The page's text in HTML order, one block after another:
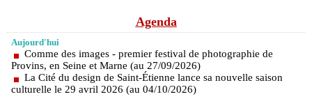
Agenda
Aujourd'hui
Comme des images - premier festival de photographie de
Provins, en Seine et Marne (au 27/09/2026)
La Cité du design de Saint-Étienne lance sa nouvelle saison
culturelle le 29 avril 2026 (au 04/10/2026)